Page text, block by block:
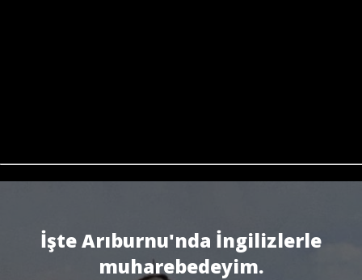
İşte Arıburnu'nda İngilizlerle
muharebedeyim.